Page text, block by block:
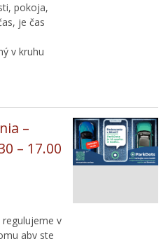
pokoja,
je čas
v kruhu
–
– 17.00
regulujeme v
aby ste